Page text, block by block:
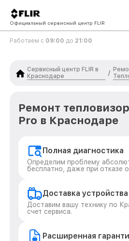
Официальный сервисный центр FLIR
Работаем с 09:00 до 21:00
Сервисный центр FLIR в
Краснодаре
/
Ремонт
Pro в Краснодаре
Полная диагностика
Определим проблему
бесплатно, даже при отказе
Доставка устройства
Доставим вашу технику по
счет сервиса.
Расширенная